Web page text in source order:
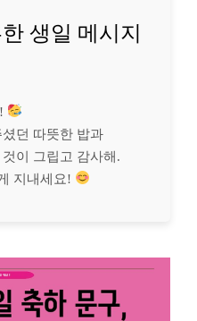
생일 메시지
던 따뜻한 밥과
이 그립고 감사해.
지내세요!